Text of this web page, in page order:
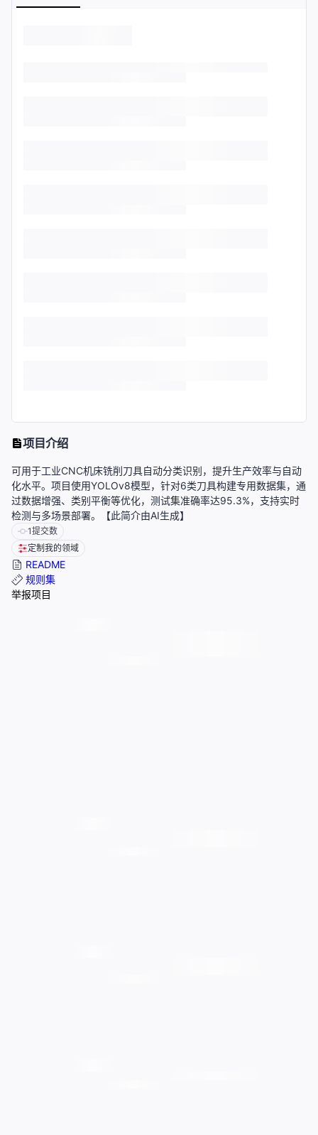
项目介绍
可用于工业CNC机床铣削刀具自动分类识别，提升生产效率与自动
化水平。项目使用YOLOv8模型，针对6类刀具构建专用数据集，通
过数据增强、类别平衡等优化，测试集准确率达95.3%，支持实时
检测与多场景部署。【此简介由AI生成】
1提交数
定制我的领域
README
规则集
举报项目